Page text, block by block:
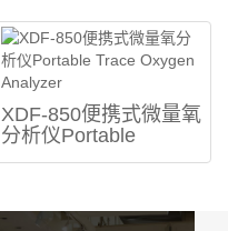
XDF-850便携式微量氧
分析仪Portable